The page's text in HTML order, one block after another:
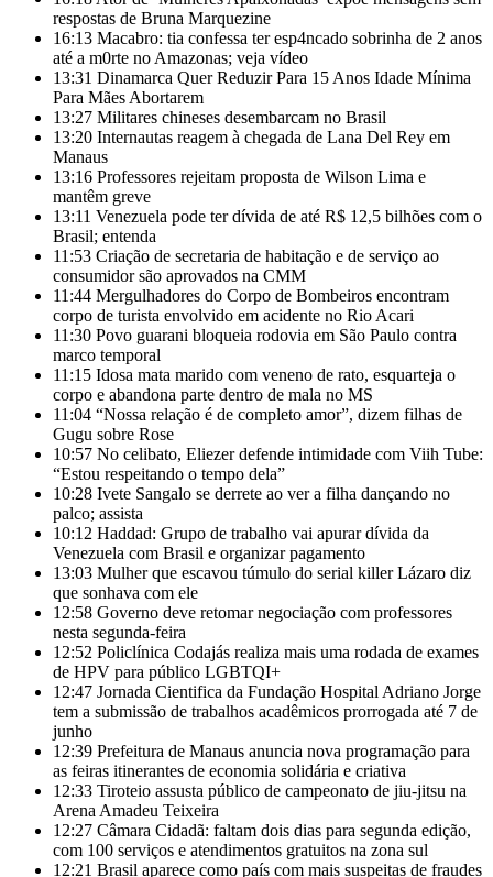
respostas de Bruna Marquezine
16:13 Macabro: tia confessa ter esp4ncado sobrinha de 2 anos
até a m0rte no Amazonas; veja vídeo
13:31 Dinamarca Quer Reduzir Para 15 Anos Idade Mínima
Para Mães Abortarem
13:27 Militares chineses desembarcam no Brasil
13:20 Internautas reagem à chegada de Lana Del Rey em
Manaus
13:16 Professores rejeitam proposta de Wilson Lima e
mantêm greve
13:11 Venezuela pode ter dívida de até R$ 12,5 bilhões com o
Brasil; entenda
11:53 Criação de secretaria de habitação e de serviço ao
consumidor são aprovados na CMM
11:44 Mergulhadores do Corpo de Bombeiros encontram
corpo de turista envolvido em acidente no Rio Acari
11:30 Povo guarani bloqueia rodovia em São Paulo contra
marco temporal
11:15 Idosa mata marido com veneno de rato, esquarteja o
corpo e abandona parte dentro de mala no MS
11:04 “Nossa relação é de completo amor”, dizem filhas de
Gugu sobre Rose
10:57 No celibato, Eliezer defende intimidade com Viih Tube:
“Estou respeitando o tempo dela”
10:28 Ivete Sangalo se derrete ao ver a filha dançando no
palco; assista
10:12 Haddad: Grupo de trabalho vai apurar dívida da
Venezuela com Brasil e organizar pagamento
13:03 Mulher que escavou túmulo do serial killer Lázaro diz
que sonhava com ele
12:58 Governo deve retomar negociação com professores
nesta segunda-feira
12:52 Policlínica Codajás realiza mais uma rodada de exames
de HPV para público LGBTQI+
12:47 Jornada Cientifica da Fundação Hospital Adriano Jorge
tem a submissão de trabalhos acadêmicos prorrogada até 7 de
junho
12:39 Prefeitura de Manaus anuncia nova programação para
as feiras itinerantes de economia solidária e criativa
12:33 Tiroteio assusta público de campeonato de jiu-jitsu na
Arena Amadeu Teixeira
12:27 Câmara Cidadã: faltam dois dias para segunda edição,
com 100 serviços e atendimentos gratuitos na zona sul
12:21 Brasil aparece como país com mais suspeitas de fraudes